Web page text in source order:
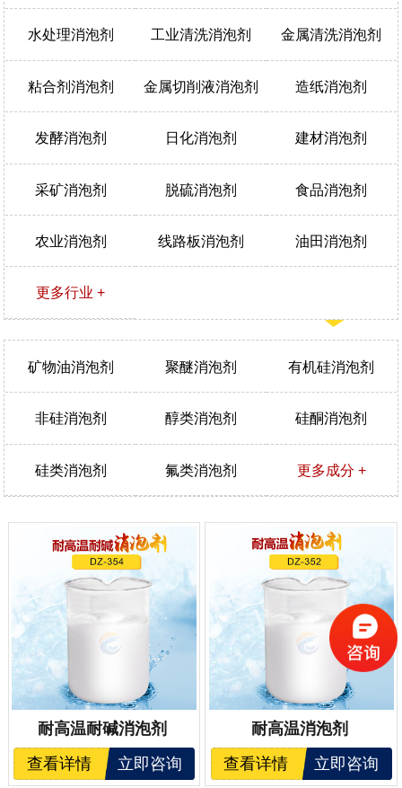
水处理消泡剂 工业清洗消泡剂 金属清洗消泡剂
粘合剂消泡剂 金属切削液消泡剂 造纸消泡剂
发酵消泡剂 日化消泡剂 建材消泡剂
采矿消泡剂 脱硫消泡剂 食品消泡剂
农业消泡剂 线路板消泡剂 油田消泡剂
更多行业 +
矿物油消泡剂 聚醚消泡剂 有机硅消泡剂
非硅消泡剂 醇类消泡剂 硅酮消泡剂
硅类消泡剂 氟类消泡剂 更多成分 +
耐高温耐碱消泡剂
查看详情
立即咨询
耐高温消泡剂
查看详情
立即咨询